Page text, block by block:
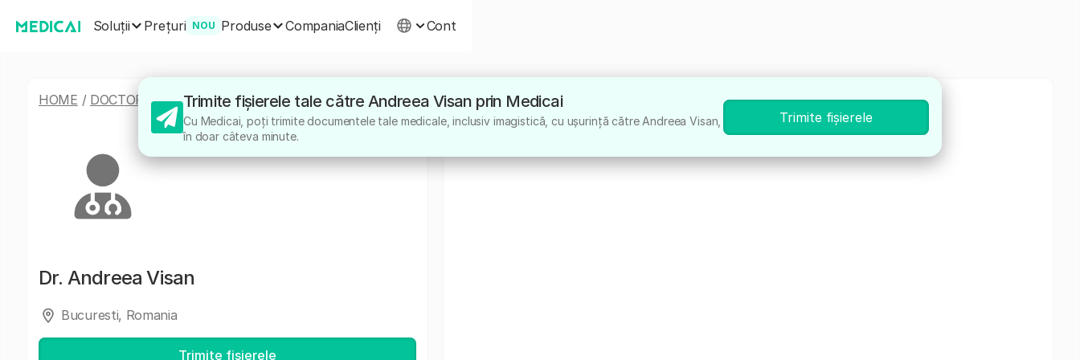
Soluții Prețuri NOU Produse CompaniaClienți Cont
HOME / DOCTORI /ANDREEA VISAN
Dr. Andreea Visan
Bucuresti, Romania
Trimite fișierele
Trimite fișierele tale către Andreea Visan prin Medicai
Cu Medicai, poți trimite documentele tale medicale, inclusiv imagistică, cu ușurință către Andreea Visan,
în doar câteva minute.
Trimite fișierele